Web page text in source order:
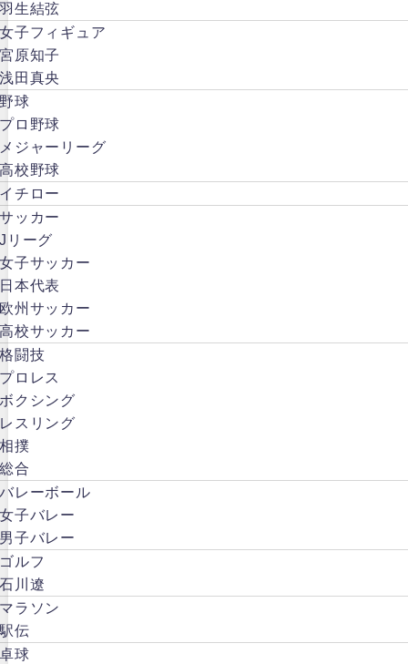
生結弦
子フィギュア
原知子
田真央
球
ロ野球
ジャーリーグ
校野球
チロー
ッカー
リーグ
子サッカー
本代表
州サッカー
校サッカー
闘技
ロレス
クシング
スリング
撲
合
レーボール
子バレー
子バレー
ルフ
川遼
ラソン
伝
球